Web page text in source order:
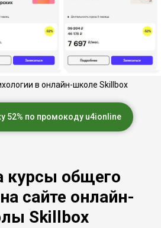
в онлайн-школе Skillbox
52% по промокоду u4ionline
курсы общего
сайте онлайн-
Skillbox